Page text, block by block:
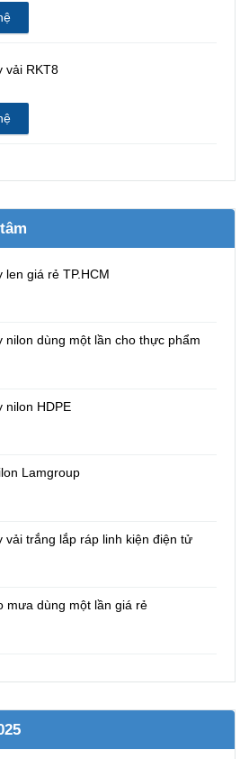
vải RKT8
len giá rẻ TP.HCM
nilon dùng một lần cho thực phẩm
nilon HDPE
Lamgroup
vải trắng lắp ráp linh kiện điện tử
mưa dùng một lần giá rẻ